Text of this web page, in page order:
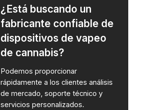
¿Está buscando un
fabricante confiable de
dispositivos de vapeo
de cannabis?
Podemos proporcionar
rápidamente a los clientes análisis
de mercado, soporte técnico y
servicios personalizados.